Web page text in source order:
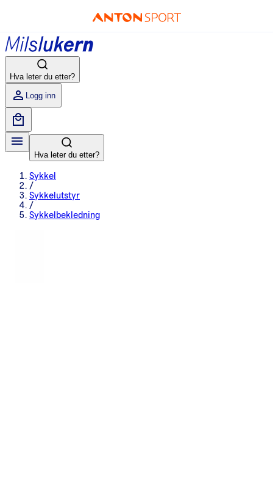
Hva leter du etter?
Logg inn
Hva leter du etter?
Sykkel
/
Sykkelutstyr
/
Sykkelbekledning